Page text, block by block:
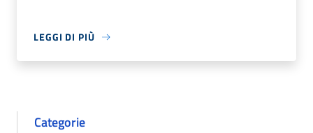
LEGGI DI PIÙ
Categorie